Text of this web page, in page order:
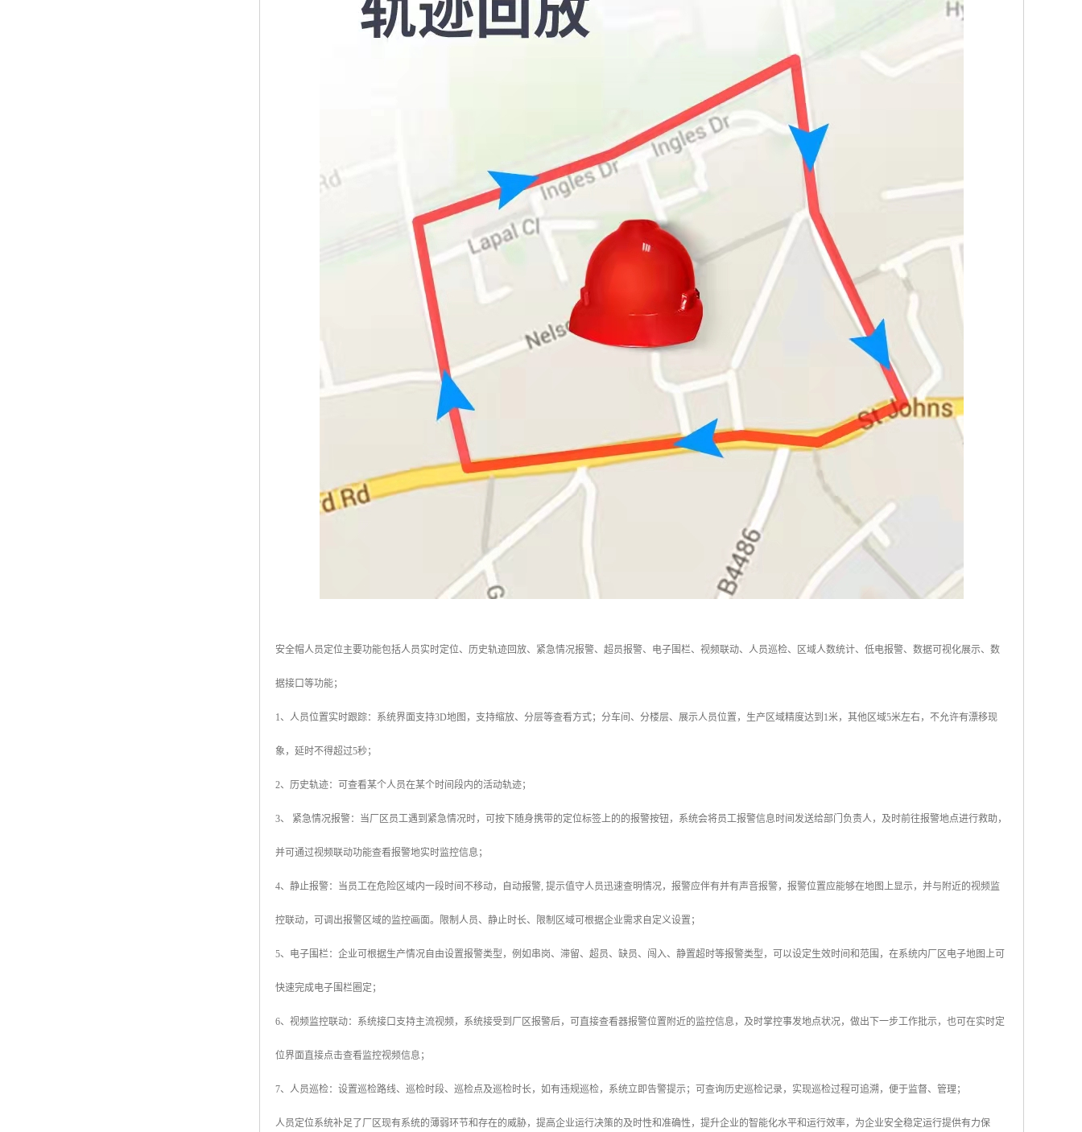
安全帽人员定位主要功能包括人员实时定位、历史轨迹回放、紧急情况报警、超员报警、电子围栏、视频联动、人员巡检、区域人数统计、低电报警、数据可视化展示、数
据接口等功能；
1、人员位置实时跟踪：系统界面支持3D地图，支持缩放、分层等查看方式；分车间、分楼层、展示人员位置，生产区域精度达到1米，其他区域5米左右，不允许有漂移现
象，延时不得超过5秒；
2、历史轨迹：可查看某个人员在某个时间段内的活动轨迹；
3、 紧急情况报警：当厂区员工遇到紧急情况时，可按下随身携带的定位标签上的的报警按钮，系统会将员工报警信息时间发送给部门负责人，及时前往报警地点进行救助，
并可通过视频联动功能查看报警地实时监控信息；
4、静止报警：当员工在危险区域内一段时间不移动，自动报警, 提示值守人员迅速查明情况，报警应伴有并有声音报警，报警位置应能够在地图上显示，并与附近的视频监
控联动，可调出报警区域的监控画面。限制人员、静止时长、限制区域可根据企业需求自定义设置；
5、电子围栏：企业可根据生产情况自由设置报警类型，例如串岗、滞留、超员、缺员、闯入、静置超时等报警类型，可以设定生效时间和范围，在系统内厂区电子地图上可
快速完成电子围栏圈定；
6、视频监控联动：系统接口支持主流视频，系统接受到厂区报警后，可直接查看器报警位置附近的监控信息，及时掌控事发地点状况，做出下一步工作批示，也可在实时定
位界面直接点击查看监控视频信息；
7、人员巡检：设置巡检路线、巡检时段、巡检点及巡检时长，如有违规巡检，系统立即告警提示；可查询历史巡检记录，实现巡检过程可追溯，便于监督、管理；
人员定位系统补足了厂区现有系统的薄弱环节和存在的威胁，提高企业运行决策的及时性和准确性，提升企业的智能化水平和运行效率，为企业安全稳定运行提供有力保